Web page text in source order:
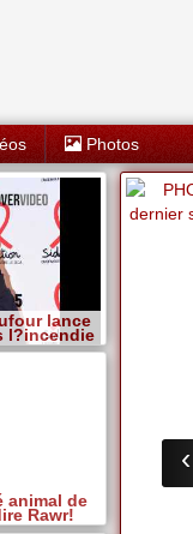
Photos
lance
l?incendie
animal de
Rawr!
‹